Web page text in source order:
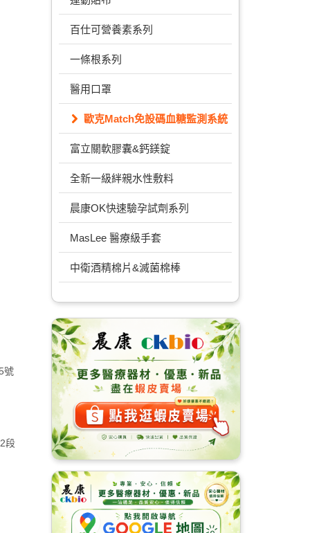
號
段
百仕可營養素系列
一條根系列
醫用口罩
歐克Match免設碼血糖監測系統
富立關軟膠囊&鈣鎂錠
全新一級絆親水性敷料
晨康OK快速驗孕試劑系列
MasLee 醫療級手套
中衛酒精棉片&滅菌棉棒